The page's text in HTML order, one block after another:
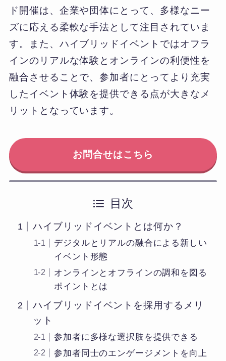
ド開催は、企業や団体にとって、多様なニー
ズに応える柔軟な手法として注目されていま
す。また、ハイブリッドイベントではオフラ
インのリアルな体験とオンラインの利便性を
融合させることで、参加者にとってより充実
したイベント体験を提供できる点が大きなメ
リットとなっています。
お問合せはこちら
目次
ハイブリッドイベントとは何か？
デジタルとリアルの融合による新しい
イベント形態
オンラインとオフラインの調和を図る
ポイントとは
ハイブリッドイベントを採用するメリ
ット
参加者に多様な選択肢を提供できる
参加者同士のエンゲージメントを向上